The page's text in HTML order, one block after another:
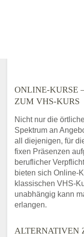
ONLINE-KURSE
ZUM VHS-KURS
Nicht nur die
Spektrum an
all diejenigen, für
fixen Präsenzen
beruflicher
bieten sich Online-
klassischen VHS-
unabhängig kann
erlangen.
ALTERNATIVEN